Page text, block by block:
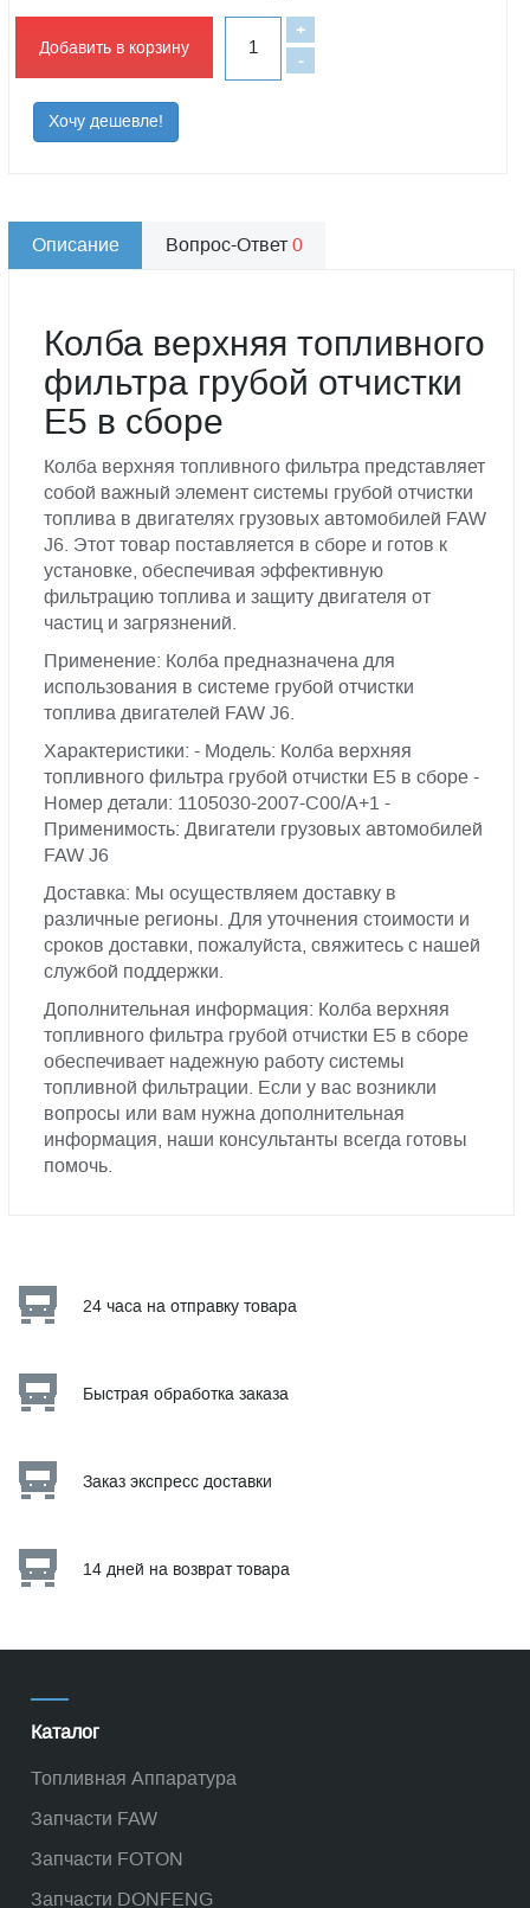
Добавить в корзину
-
+
Хочу дешевле!
Описание Вопрос-Ответ0
Колба верхняя топливного
фильтра грубой отчистки
Е5 в сборе
Колба верхняя топливного фильтра представляет
собой важный элемент системы грубой отчистки
топлива в двигателях грузовых автомобилей FAW
J6. Этот товар поставляется в сборе и готов к
установке, обеспечивая эффективную
фильтрацию топлива и защиту двигателя от
частиц и загрязнений.
Применение: Колба предназначена для
использования в системе грубой отчистки
топлива двигателей FAW J6.
Характеристики: - Модель: Колба верхняя
топливного фильтра грубой отчистки Е5 в сборе -
Номер детали: 1105030-2007-C00/A+1 -
Применимость: Двигатели грузовых автомобилей
FAW J6
Доставка: Мы осуществляем доставку в
различные регионы. Для уточнения стоимости и
сроков доставки, пожалуйста, свяжитесь с нашей
службой поддержки.
Дополнительная информация: Колба верхняя
топливного фильтра грубой отчистки Е5 в сборе
обеспечивает надежную работу системы
топливной фильтрации. Если у вас возникли
вопросы или вам нужна дополнительная
информация, наши консультанты всегда готовы
помочь.
24 часа на отправку товара
Быстрая обработка заказа
Заказ экспресс доставки
14 дней на возврат товара
Каталог
Топливная Аппаратура
Запчасти FAW
Запчасти FOTON
Запчасти DONFENG